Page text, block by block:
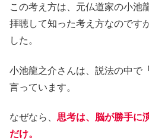
この考え方は、元仏道家の小池
拝聴して知った考え方なのです
した。
小池龍之介さんは、説法の中で
言っています。
なぜなら、 思考は、脳が勝手に
だけ。